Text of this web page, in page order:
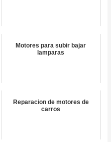
Motores para subir bajar
lamparas
Reparacion de motores de
carros